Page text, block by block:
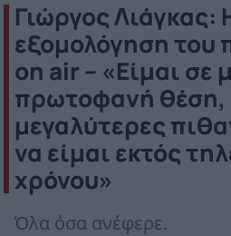
Γιώργος Λιάγκας:
εξομολόγηση του
on air – «Είμαι σε
πρωτοφανή θέση,
μεγαλύτερες
να είμαι εκτός
χρόνου»
Όλα όσα ανέφερε.